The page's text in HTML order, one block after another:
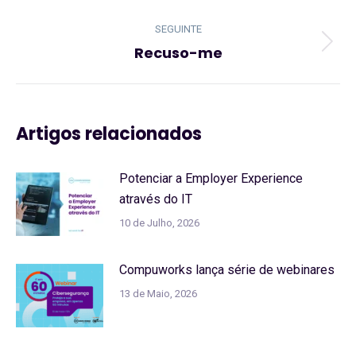
SEGUINTE
Artigo
Recuso-me
Artigos relacionados
Potenciar a Employer Experience
através do IT
10 de Julho, 2026
Compuworks lança série de webinares
13 de Maio, 2026